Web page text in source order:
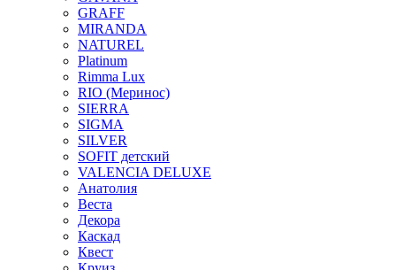
GRAFF
MIRANDA
NATUREL
Platinum
Rimma Lux
RIO (Меринос)
SIERRA
SIGMA
SILVER
SOFIT детский
VALENCIA DELUXE
Анатолия
Веста
Декора
Каскад
Квест